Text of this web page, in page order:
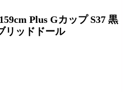
Plus Gカップ S37 黒
リッドドール